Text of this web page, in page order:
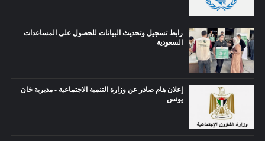
رابط تسجيل وتحديث البيانات للحصول على المساعدات
السعودية
إعلان هام صادر عن وزارة التنمية الاجتماعية - مديرية خان
يونس